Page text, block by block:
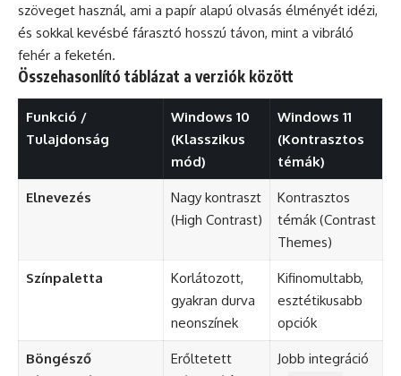
szöveget használ, ami a papír alapú olvasás élményét idézi,
és sokkal kevésbé fárasztó hosszú távon, mint a vibráló
fehér a feketén.
Összehasonlító táblázat a verziók között
Funkció /
Tulajdonság
Windows 10
(Klasszikus
mód)
Windows 11
(Kontrasztos
témák)
Elnevezés
Nagy kontraszt
(High Contrast)
Kontrasztos
témák (Contrast
Themes)
Színpaletta
Korlátozott,
gyakran durva
neonszínek
Kifinomultabb,
esztétikusabb
opciók
Böngésző
Erőltetett
Jobb integráció